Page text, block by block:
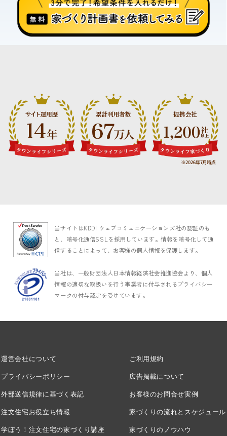
当サイトはKDDI ウェブコミュニケーションズ社の認証のも
と、暗号化通信SSLを採用しています。情報を暗号化して通
信することによって、お客様の個人情報を保護します。
当社は、一般財団法人日本情報経済社会推進協会より、個人
情報の適切な取扱いを行う事業者に付与されるプライバシー
マークの付与認定を受けています。
運営会社について
プライバシーポリシー
外部送信規律に基づく表記
注文住宅お役立ち情報
学ぼう！注文住宅の家づくり講座
ご利用規約
広告掲載について
お客様のお問合せ実例
家づくりの流れとスケジュール
家づくりのノウハウ